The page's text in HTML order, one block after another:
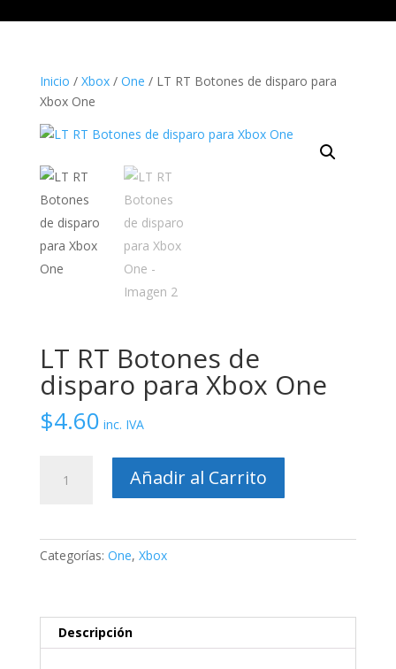
Inicio / Xbox/ One / LT RT Botones de disparo para
Xbox One
LT RT Botones de
disparo para Xbox One
$4.60 inc. IVA
cantidad
Añadir al Carrito
Categorías: One, Xbox
Descripción